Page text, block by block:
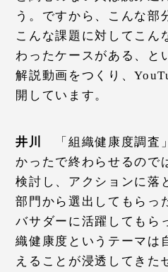
う。ですから、こんな部
こんな課題に対してこん
わったケースがある、と
解説動画をつくり、
開しています。
井川
「組織健康度調査
かったで終わらせるので
検討し、アクションに落
部門から選出してもらっ
バサダーに活躍してもら
織健康度というテーマは
えることが浸透してきた